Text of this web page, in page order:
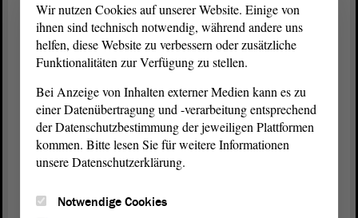
dieser Stelle müssen wir eben auch endlich eine
soziale und wirtschaftliche Nachhaltigkeit
erreichen, meine sehr geehrten Damen und Herren;
hierfür kann Politik vieles leisten.
Das sind viele grundsätzliche Fragen. Wir müssen
also ressourcenschonend handeln. Die
Landwirtschaft muss nachhaltiger werden; das weiß
sie selbst. Dazu gehört auch, dass die
Verunreinigungen von Gemeingütern, wie Wasser,
Wir nutzen Cookies auf unserer Website. Einige von
ihnen sind technisch notwendig, während andere uns
helfen, diese Website zu verbessern oder zusätzliche
Funktionalitäten zur Verfügung zu stellen.
Bei Anzeige von Inhalten externer Medien kann es zu
einer Datenübertragung und -verarbeitung entsprechend
der Datenschutzbestimmung der jeweiligen Plattformen
kommen. Bitte lesen Sie für weitere Informationen
unsere Datenschutzerklärung.
Notwendige Cookies